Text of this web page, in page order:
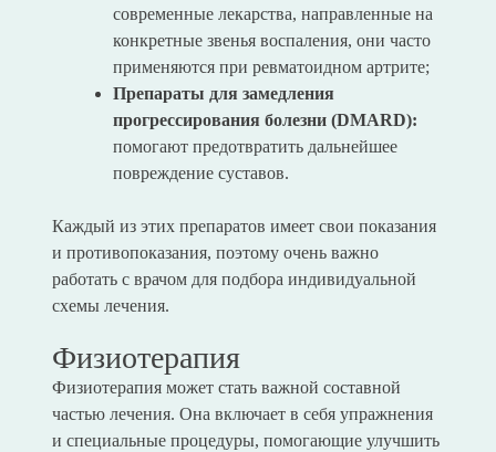
современные лекарства, направленные на
конкретные звенья воспаления, они часто
применяются при ревматоидном артрите;
Препараты для замедления
прогрессирования болезни (DMARD):
помогают предотвратить дальнейшее
повреждение суставов.
Каждый из этих препаратов имеет свои показания
и противопоказания, поэтому очень важно
работать с врачом для подбора индивидуальной
схемы лечения.
Физиотерапия
Физиотерапия может стать важной составной
частью лечения. Она включает в себя упражнения
и специальные процедуры, помогающие улучшить